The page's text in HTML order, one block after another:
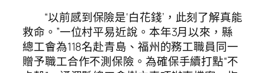
“以前感到保險是‘白花錢’，此刻了解真能
救命。”一位村平易近說。本年3月以來，縣
總工會為118名赴青島、福州的務工職員同一
贈予職工合作不測保險。為確保手續打點“不